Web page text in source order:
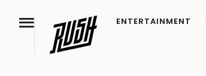
ENTERTAINMENT